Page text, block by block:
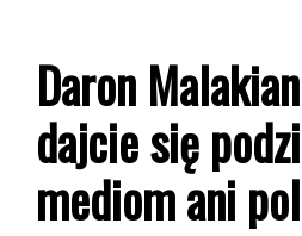
Daron
dajcie się
mediom ani